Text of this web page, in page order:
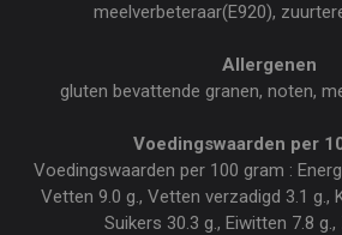
meelverbeteraar(E920),
Allergenen
gluten bevattende granen, noten,
Voedingswaarden per
Voedingswaarden per 100 gram :
Vetten 9.0 g., Vetten verzadigd 3.1 g.,
Suikers 30.3 g., Eiwitten 7.8